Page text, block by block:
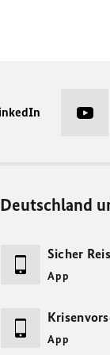
Deutschland
Sicher
App
App